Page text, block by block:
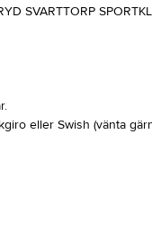
SVARTTORP
eller Swish (vänta